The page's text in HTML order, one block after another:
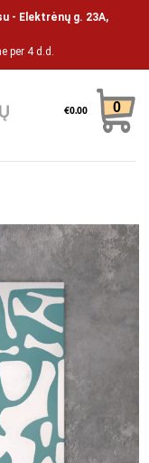
- Elektrėnų g. 23A,
per 4 d.d.
€0.00 0